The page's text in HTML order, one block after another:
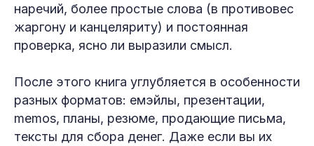
наречий, более простые слова (в противовес
жаргону и канцеляриту) и постоянная
проверка, ясно ли выразили смысл.
После этого книга углубляется в особенности
разных форматов: емэйлы, презентации,
memos, планы, резюме, продающие письма,
тексты для сбора денег. Даже если вы их